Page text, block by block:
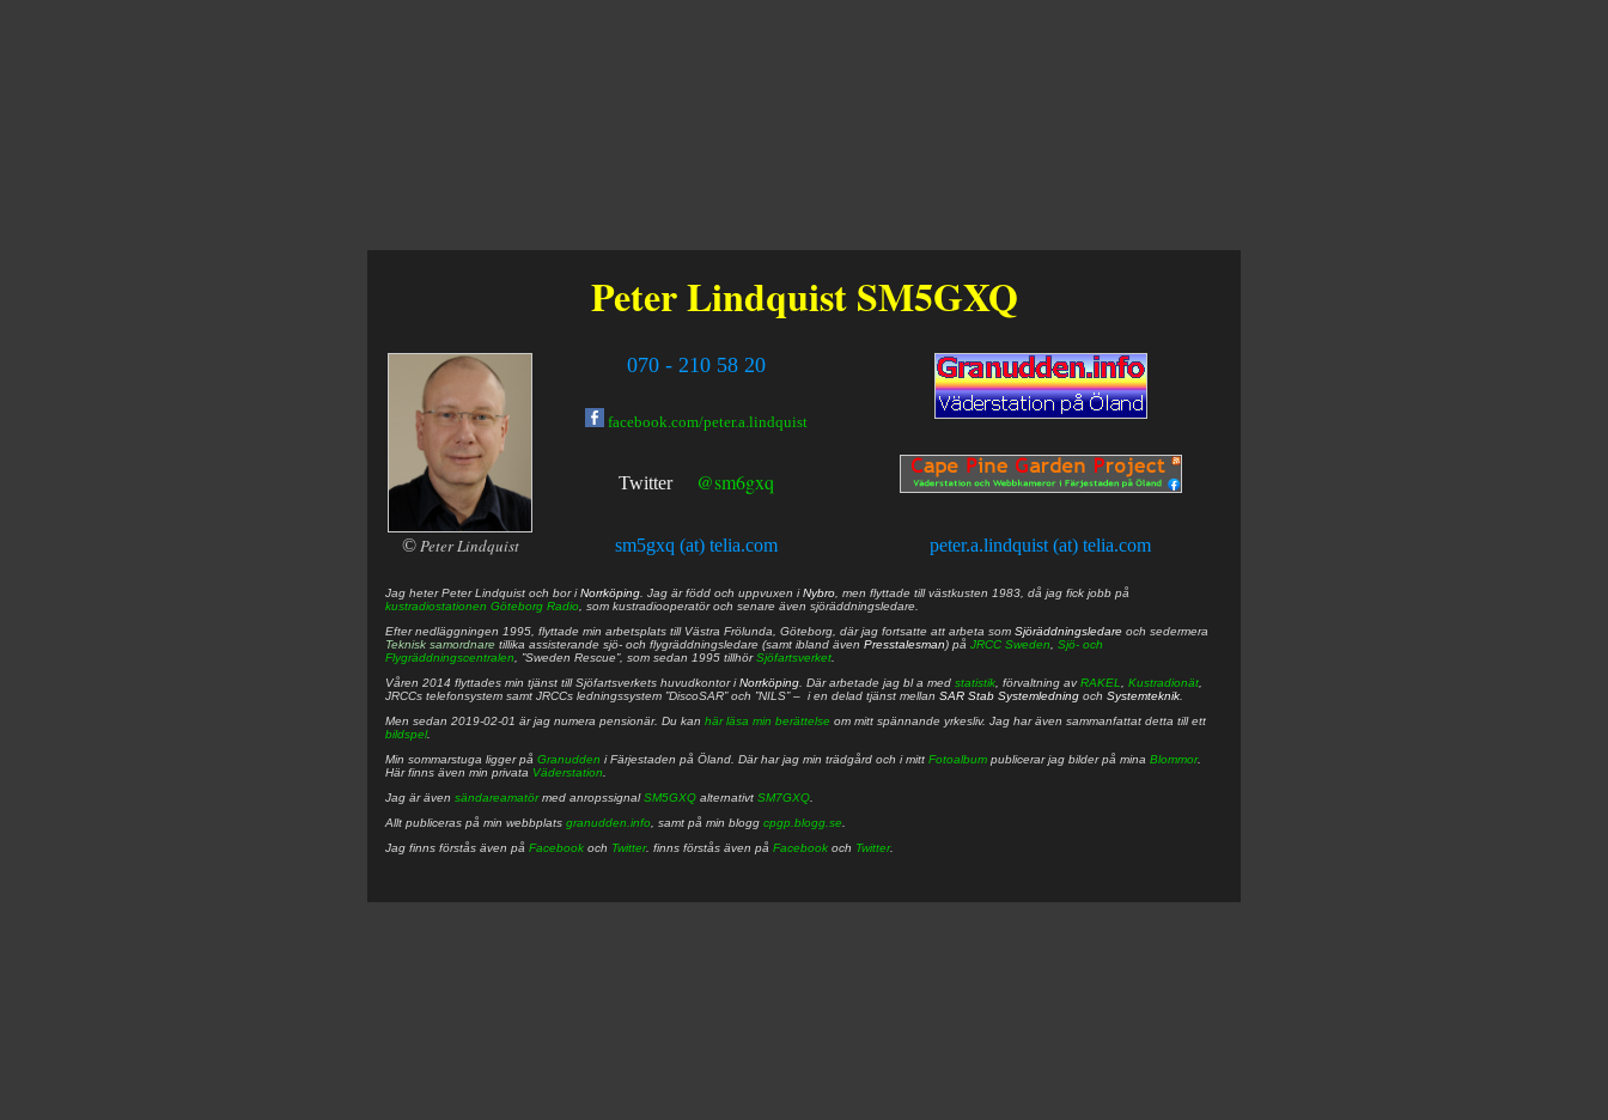
Peter Lindquist SM5GXQ
© Peter Lindquist
070 - 210 58 20
facebook.com/peter.a.lindquist
Twitter @sm6gxq
sm5gxq (at) telia.com peter.a.lindquist (at) telia.com
Jag heterPeter Lindquist och bor iNorrköping . Jag är född och uppvuxen iNybro , men flyttade till västkusten 1983, då jag fick jobb på
kustradiostationen Göteborg Radio , som kustradiooperatör och senare även sjöräddningsledare.
Efter nedläggningen 1995, flyttade min arbetsplats till Västra Frölunda, Göteborg, där jag fortsatte att arbeta som Sjöräddningsledare och sedermera
Teknisk samordnare tillika assisterande sjö- och flygräddningsledare (samt ibland även Presstalesman) på JRCC Sweden
Sjö- och
Flygräddningscentralen , ”Sweden Rescue”, som sedan 1995 tillhörSjöfartsverket
Våren 2014 flyttades min tjänst till Sjöfartsverkets huvudkontor iNorrköping . Där arbetade jag bl a med statistik , förvaltning avRAKEL Kustradionät
JRCCs telefonsystem samt JRCCs ledningssystem ”DiscoSAR” och ”NILS” – i en delad tjänst mellan SAR Stab Systemledning och Systemteknik
Men sedan 2019-02-01 är jag numera pensionär. Du kan här läsa min berättelse om mitt spännande yrkesliv. Jag har även sammanfattat detta till ett
bildspel.
Min sommarstuga ligger på Granudden i Färjestaden på Öland. Där har jag min trädgård och i mitt Fotoalbum publicerar jag bilder på mina Blommor.
Här finns även min privata Väderstation
Jag är även sändareamatörmed anropssignalSM5GXQ alternativt SM7GXQ
Allt publiceras på min webbplats granudden.info , samt på min blogg cpgp.blogg.se
Jag finns förstås även på Facebook och Twitter. finns förstås även på Facebook och Twitter.